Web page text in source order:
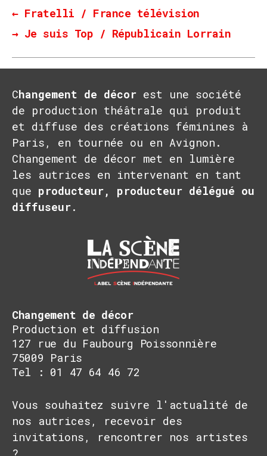
← Fratelli / France télévision
→ Je suis Top / Républicain Lorrain
Changement de décor est une société
de production théâtrale qui produit
et diffuse des créations féminines à
Paris, en tournée ou en Avignon.
Changement de décor met en lumière
les autrices en intervenant en tant
que producteur, producteur délégué ou
diffuseur.
Changement de décor
Production et diffusion
127 rue du Faubourg Poissonnière
75009 Paris
Tel : 01 47 64 46 72
Vous souhaitez suivre l'actualité de
nos autrices, recevoir des
invitations, rencontrer nos artistes
?